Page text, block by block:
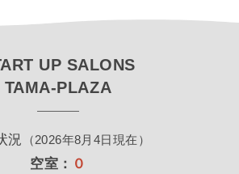
UP SALONS
TAMA-PLAZA
況 （2026年8月4日現在）
空室： ０